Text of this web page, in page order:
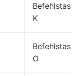
Befehlstaste
K
Befehlstaste
O